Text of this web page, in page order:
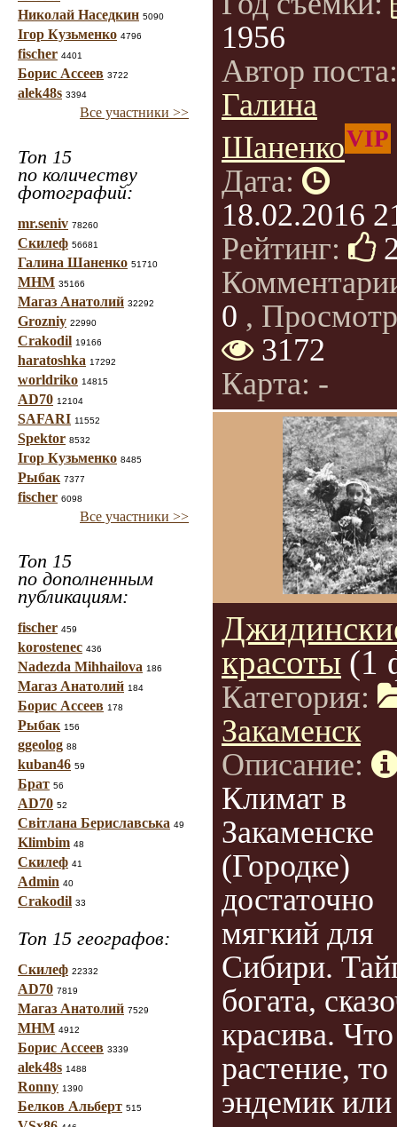
Николай Наседкин 5090
Ігор Кузьменко 4796
fischer 4401
Борис Ассеев 3722
alek48s 3394
Все участники >>
Топ 15
по количеству
фотографий:
mr.seniv 78260
Скилеф 56681
Галина Шаненко 51710
МНМ 35166
Магаз Анатолий 32292
Grozniy 22990
Crakodil 19166
haratoshka 17292
worldriko 14815
AD70 12104
SAFARI 11552
Spektor 8532
Ігор Кузьменко 8485
Рыбак 7377
fischer 6098
Все участники >>
Топ 15
по дополненным
публикациям:
fischer 459
korostenec 436
Nadezda Mihhailova 186
Магаз Анатолий 184
Борис Ассеев 178
Рыбак 156
ggeolog 88
kuban46 59
Брат 56
AD70 52
Світлана Бериславська 49
Klimbim 48
Скилеф 41
Admin 40
Crakodil 33
Топ 15 географов:
Скилеф 22332
AD70 7819
Магаз Анатолий 7529
МНМ 4912
Борис Ассеев 3339
alek48s 1488
Ronny 1390
Белков Альберт 515
1956
Автор
Галина
ШаненкоVIP
Дата:
18.02.2016
Рейтинг:
0 ,
3172
Карта: -
красоты (1
Категория:
Закаменск
Описание:
Климат в
Закаменске
(Городке)
достаточно
мягкий для
Сибири.
богата,
красива.
растение, то
эндемик или